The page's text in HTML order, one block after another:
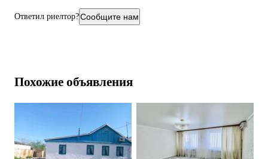
Ответил риелтор?Сообщите нам
Похожие объявления